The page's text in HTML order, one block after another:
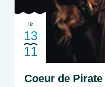
le
13
11
Coeur de